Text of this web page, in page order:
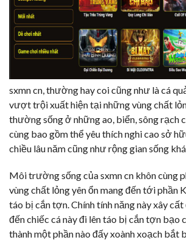
sxmn cn, thường hay coi cũng như là cá
vượt trội xuất hiện tại những vùng chất
thường sống ở những ao, biển, sông rạch
cùng bao gồm thể yêu thích nghi cao sở
chiều lâu năm cũng như rộng gian sống
Môi trường sống của sxmn cn khôn cùng
vùng chất lỏng yên ổn mang đến tới phần
táo bị cắn tợn. Chính tính năng này xây
đến chiếc cá này đi lên táo bị cắn tợn bạo
thành một phần nào đấy xoành xoạch bắt